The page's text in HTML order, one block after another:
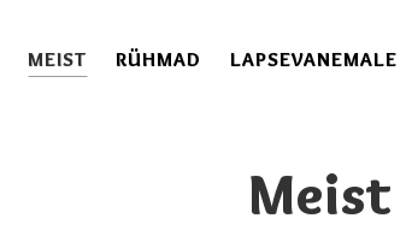
MEIST RÜHMAD LAPSEVANEMALE
Meist